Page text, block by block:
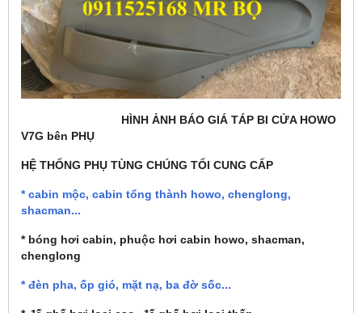
HÌNH ẢNH BÁO GIÁ TÁP BI CỬA HOWO
V7G bên PHỤ
HỆ THỐNG PHỤ TÙNG CHÚNG TỐI CUNG CẤP
* cabin mộc, cabin tổng thành howo, chenglong,
shacman...
* bóng hơi cabin, phuộc hơi cabin howo, shacman,
chenglong
* đèn pha, ốp gió, mặt nạ, ba đờ sốc...